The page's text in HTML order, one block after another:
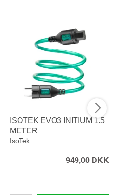
ISOTEK EVO3 INITIUM 1.5
METER
IsoTek
949,00 DKK